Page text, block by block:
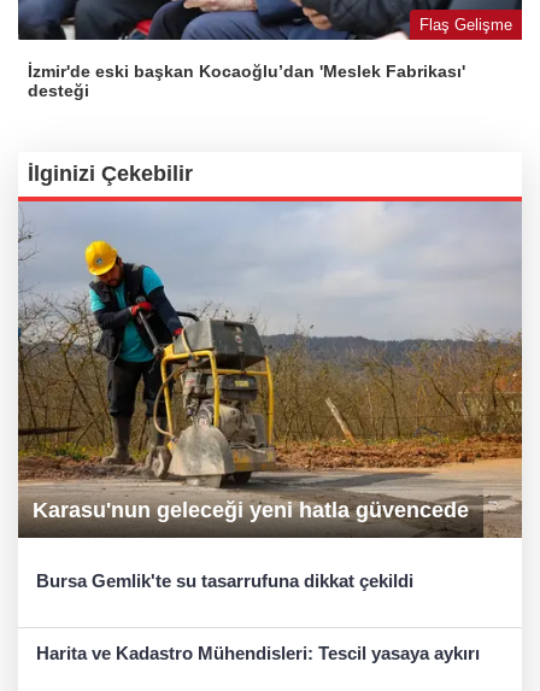
Flaş Gelişme
İzmir'de eski başkan Kocaoğlu’dan 'Meslek Fabrikası'
desteği
İlginizi Çekebilir
Karasu'nun geleceği yeni hatla güvencede
Bursa Gemlik'te su tasarrufuna dikkat çekildi
Harita ve Kadastro Mühendisleri: Tescil yasaya aykırı